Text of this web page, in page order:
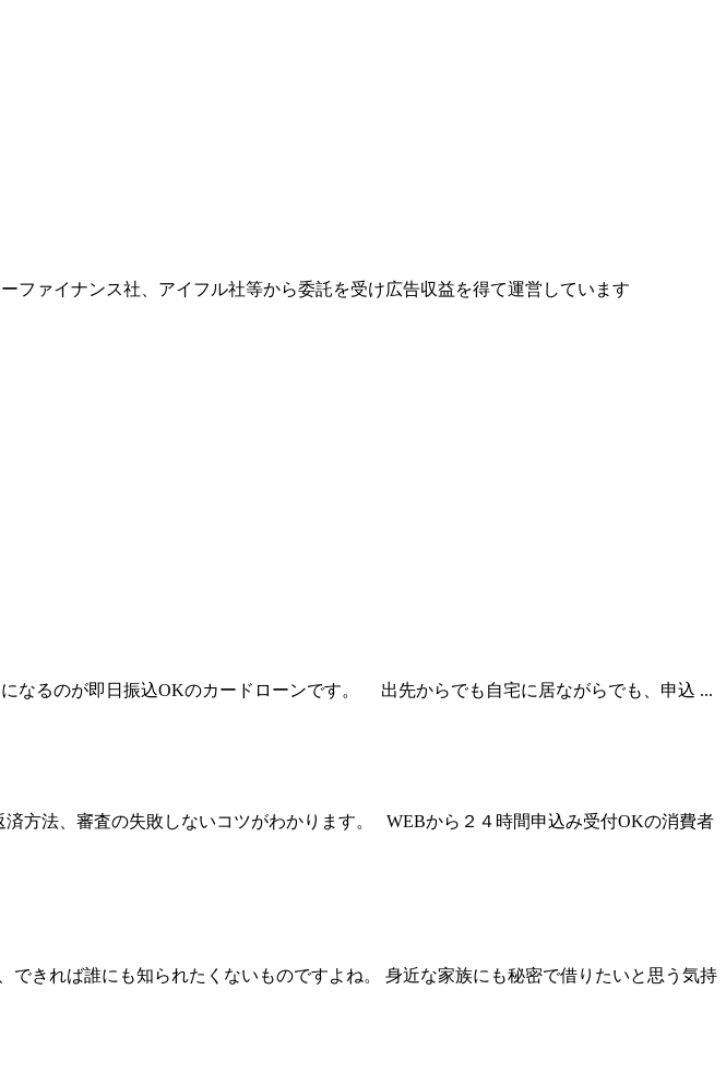
ファイナンス社、アイフル社等から委託を受け広告収益を得て運営しています
なるのが即日振込OKのカードローンです。 出先からでも自宅に居ながらでも、申込 ...
方法、審査の失敗しないコツがわかります。 WEBから２４時間申込み受付OKの消費者
きれば誰にも知られたくないものですよね。 身近な家族にも秘密で借りたいと思う気持